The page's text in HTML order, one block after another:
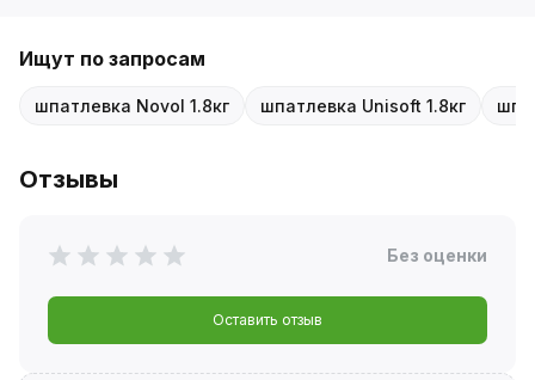
Ищут по запросам
шпатлевка Novol 1.8кг шпатлевка Unisoft 1.8кг
Отзывы
Без оценки
Оставить отзыв